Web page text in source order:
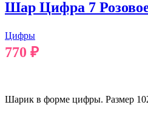
Шар Цифра 7
Цифры
770 ₽
Шарик в форме цифры. Размер